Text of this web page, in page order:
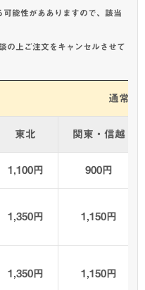
能性があありますので、該当
の上ご注文をキャンセルさせて
通常商
東北 関東・信越
1,100円 900円
1,350円 1,150円
1,350円 1,150円